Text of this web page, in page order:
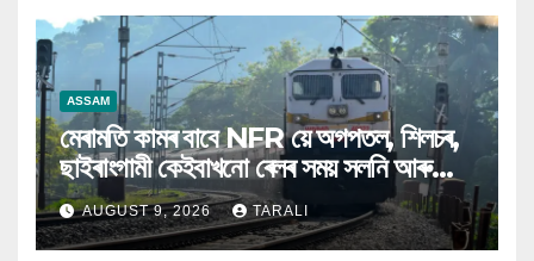
ASSAM
মেৰামতি কামৰ বাবে NFR য়ে অগপতল, শিলচৰ,
ছাইৰাংগামী কেইবাখনো ৰেলৰ সময় সলনি আৰু
বাতিল কৰিলে
AUGUST 9, 2026 TARALI